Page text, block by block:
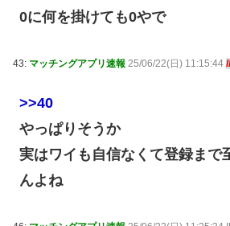
0に何を掛けても0やで
43: マッチングアプリ速報 25/06/22(日) 11:15:44
>>40
やっぱりそうか
実はワイも自信なくて登録まで
んよね